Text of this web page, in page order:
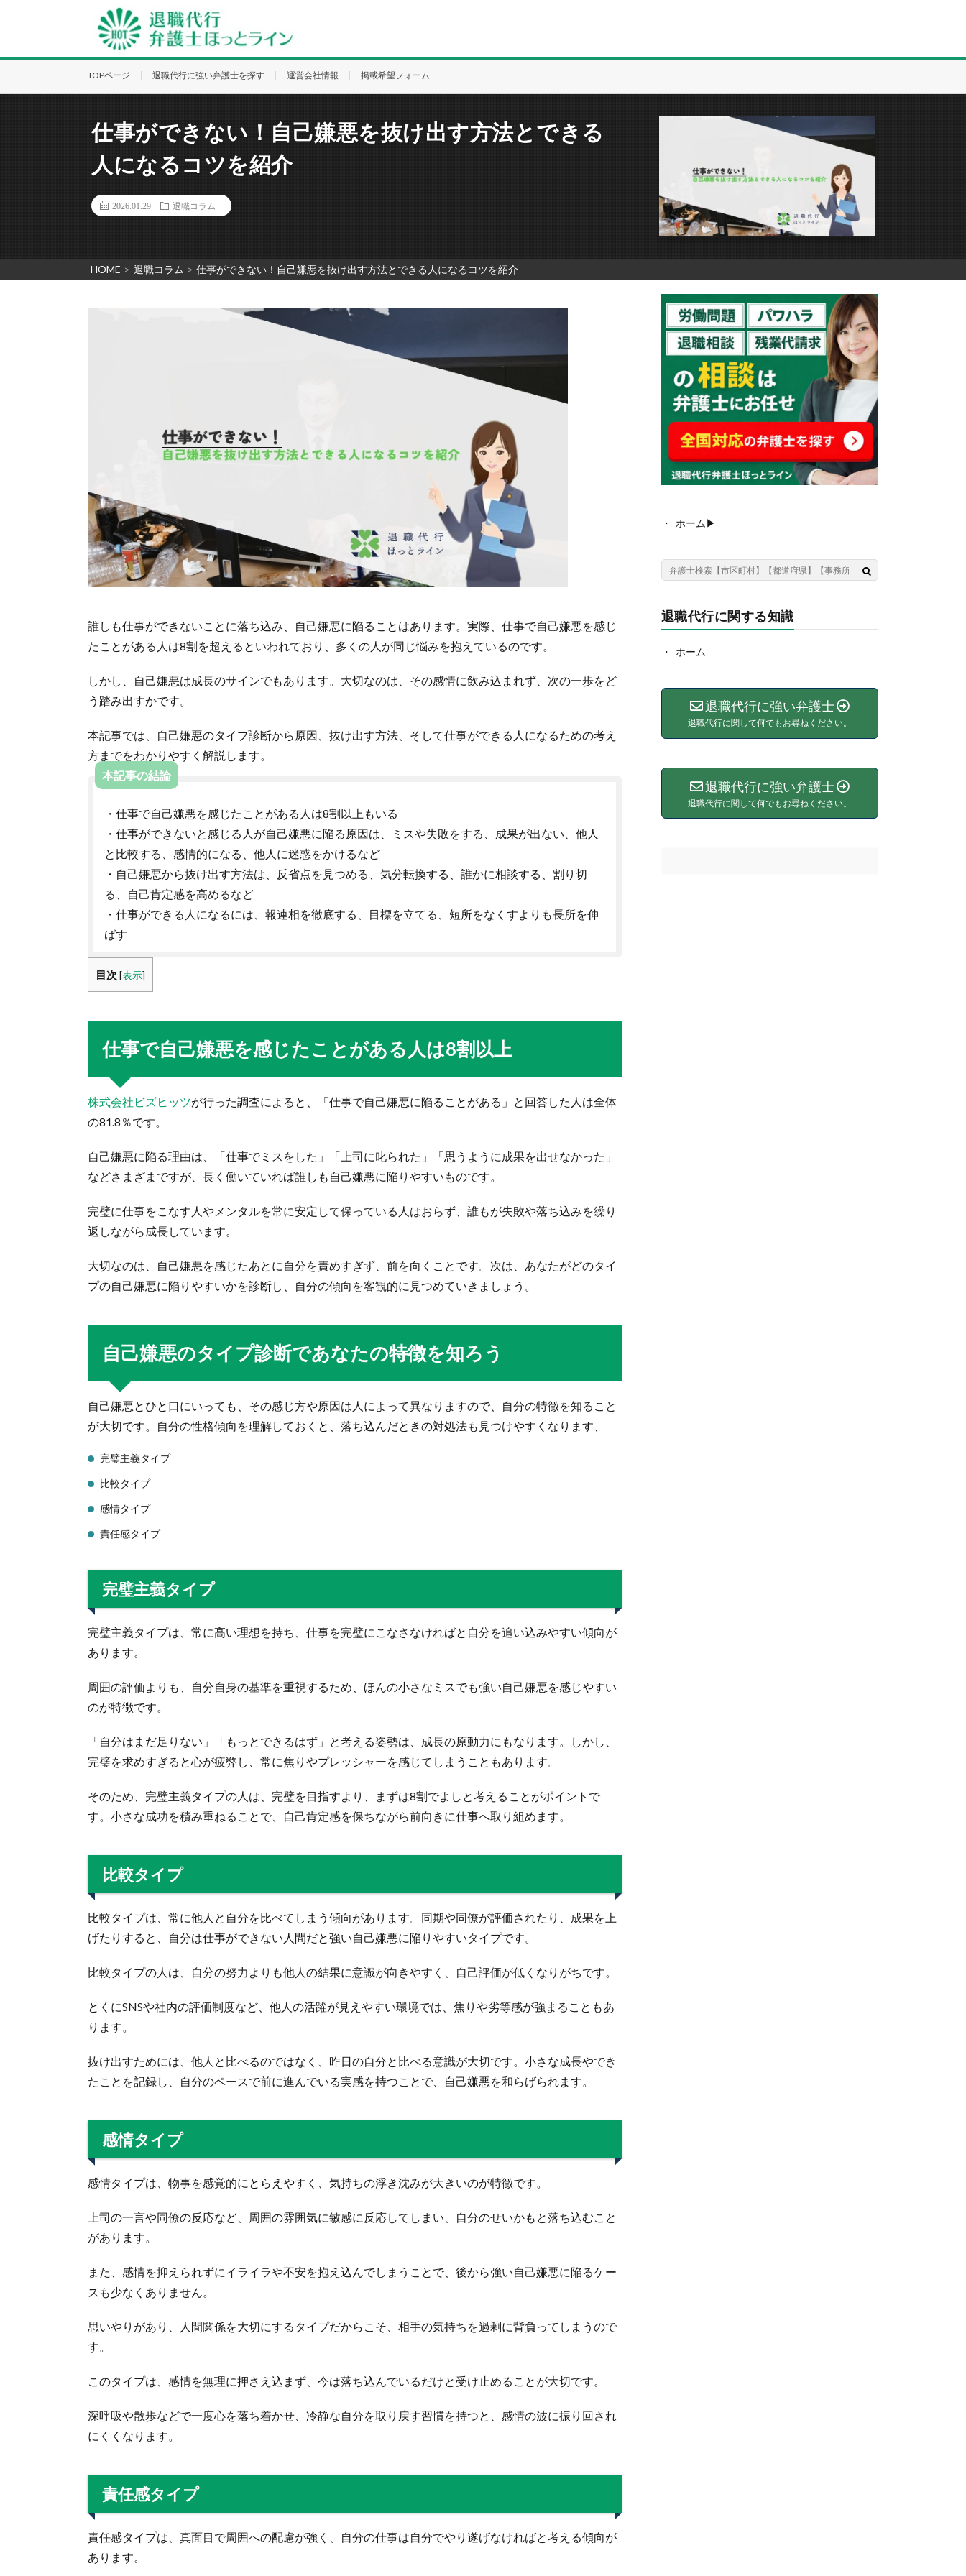
TOPページ 退職代行に強い弁護士を探す 運営会社情報 掲載希望フォーム
仕事ができない！自己嫌悪を抜け出す方法とできる
人になるコツを紹介
2026.01.29 退職コラム
HOME > 退職コラム > 仕事ができない！自己嫌悪を抜け出す方法とできる人になるコツを紹介
誰しも仕事ができないことに落ち込み、自己嫌悪に陥ることはあります。実際、仕事で自己嫌悪を感じ
たことがある人は8割を超えるといわれており、多くの人が同じ悩みを抱えているのです。
しかし、自己嫌悪は成長のサインでもあります。大切なのは、その感情に飲み込まれず、次の一歩をど
う踏み出すかです。
本記事では、自己嫌悪のタイプ診断から原因、抜け出す方法、そして仕事ができる人になるための考え
方までをわかりやすく解説します。
本記事の結論
・仕事で自己嫌悪を感じたことがある人は8割以上もいる
・仕事ができないと感じる人が自己嫌悪に陥る原因は、ミスや失敗をする、成果が出ない、他人
と比較する、感情的になる、他人に迷惑をかけるなど
・自己嫌悪から抜け出す方法は、反省点を見つめる、気分転換する、誰かに相談する、割り切
る、自己肯定感を高めるなど
・仕事ができる人になるには、報連相を徹底する、目標を立てる、短所をなくすよりも長所を伸
ばす
目次 [表示]
仕事で自己嫌悪を感じたことがある人は8割以上
株式会社ビズヒッツが行った調査によると、「仕事で自己嫌悪に陥ることがある」と回答した人は全体
の81.8％です。
自己嫌悪に陥る理由は、「仕事でミスをした」「上司に叱られた」「思うように成果を出せなかった」
などさまざまですが、長く働いていれば誰しも自己嫌悪に陥りやすいものです。
完璧に仕事をこなす人やメンタルを常に安定して保っている人はおらず、誰もが失敗や落ち込みを繰り
返しながら成長しています。
大切なのは、自己嫌悪を感じたあとに自分を責めすぎず、前を向くことです。次は、あなたがどのタイ
プの自己嫌悪に陥りやすいかを診断し、自分の傾向を客観的に見つめていきましょう。
自己嫌悪のタイプ診断であなたの特徴を知ろう
自己嫌悪とひと口にいっても、その感じ方や原因は人によって異なりますので、自分の特徴を知ること
が大切です。自分の性格傾向を理解しておくと、落ち込んだときの対処法も見つけやすくなります、
完璧主義タイプ
比較タイプ
感情タイプ
責任感タイプ
完璧主義タイプ
完璧主義タイプは、常に高い理想を持ち、仕事を完璧にこなさなければと自分を追い込みやすい傾向が
あります。
周囲の評価よりも、自分自身の基準を重視するため、ほんの小さなミスでも強い自己嫌悪を感じやすい
のが特徴です。
「自分はまだ足りない」「もっとできるはず」と考える姿勢は、成長の原動力にもなります。しかし、
完璧を求めすぎると心が疲弊し、常に焦りやプレッシャーを感じてしまうこともあります。
そのため、完璧主義タイプの人は、完璧を目指すより、まずは8割でよしと考えることがポイントで
す。小さな成功を積み重ねることで、自己肯定感を保ちながら前向きに仕事へ取り組めます。
比較タイプ
比較タイプは、常に他人と自分を比べてしまう傾向があります。同期や同僚が評価されたり、成果を上
げたりすると、自分は仕事ができない人間だと強い自己嫌悪に陥りやすいタイプです。
比較タイプの人は、自分の努力よりも他人の結果に意識が向きやすく、自己評価が低くなりがちです。
とくにSNSや社内の評価制度など、他人の活躍が見えやすい環境では、焦りや劣等感が強まることもあ
ります。
抜け出すためには、他人と比べるのではなく、昨日の自分と比べる意識が大切です。小さな成長やでき
たことを記録し、自分のペースで前に進んでいる実感を持つことで、自己嫌悪を和らげられます。
感情タイプ
感情タイプは、物事を感覚的にとらえやすく、気持ちの浮き沈みが大きいのが特徴です。
上司の一言や同僚の反応など、周囲の雰囲気に敏感に反応してしまい、自分のせいかもと落ち込むこと
があります。
また、感情を抑えられずにイライラや不安を抱え込んでしまうことで、後から強い自己嫌悪に陥るケー
スも少なくありません。
思いやりがあり、人間関係を大切にするタイプだからこそ、相手の気持ちを過剰に背負ってしまうので
す。
このタイプは、感情を無理に押さえ込まず、今は落ち込んでいるだけと受け止めることが大切です。
深呼吸や散歩などで一度心を落ち着かせ、冷静な自分を取り戻す習慣を持つと、感情の波に振り回され
にくくなります。
責任感タイプ
責任感タイプは、真面目で周囲への配慮が強く、自分の仕事は自分でやり遂げなければと考える傾向が
あります。
ホーム▶︎
退職代行に関する知識
ホーム
退職代行に強い弁護士
退職代行に関して何でもお尋ねください。
退職代行に強い弁護士
退職代行に関して何でもお尋ねください。